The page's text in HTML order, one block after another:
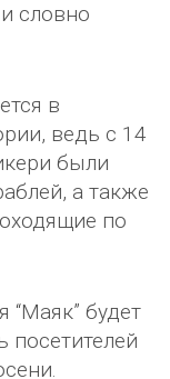
словно
в
ведь с 14
были
а также
по
“Маяк” будет
посетителей